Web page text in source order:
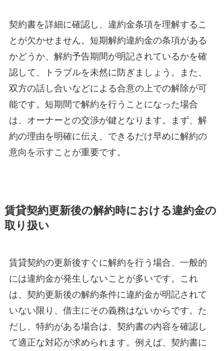
契約書を詳細に確認し、違約金条項を理解するこ
とが欠かせません。短期解約違約金の条項がある
かどうか、解約予告期間が明記されているかを確
認して、トラブルを未然に防ぎましょう。また、
双方の話し合いなどによる合意の上での解除が可
能です。短期間で解約を行うことになった場合
は、オーナーとの交渉が鍵となります。まず、解
約の理由を明確に伝え、できるだけ早めに解約の
意向を示すことが重要です。
賃貸契約更新後の解約時における違約金の
取り扱い
賃貸契約の更新後すぐに解約を行う場合、一般的
には違約金が発生しないことが多いです。これ
は、契約更新後の解約条件に違約金が明記されて
いない限り、借主にその義務はないからです。た
だし、特約がある場合は、契約書の内容を確認し
て適正な対応が求められます。例えば、契約書に